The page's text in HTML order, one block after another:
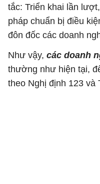
tắc: Triển khai lần
pháp chuẩn bị điều
đôn đốc các doanh
Như vậy, các doanh
thường như hiện tại,
theo Nghị định 123